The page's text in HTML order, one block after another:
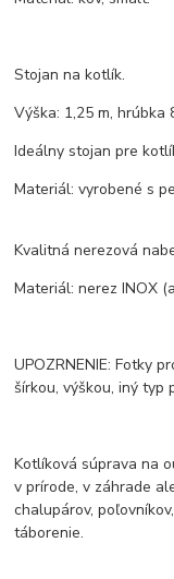
Stojan na kotlík.
Výška: 1,25 m, hrúbka
Ideálny stojan pre
Materiál: vyrobené s
Kvalitná nerezová
Materiál: nerez INOX
UPOZRNENIE: Fotky
šírkou, výškou, iný typ
Kotlíková súprava na
v prírode, v záhrade
chalupárov,
táborenie.